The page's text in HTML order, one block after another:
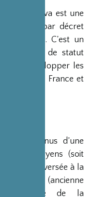
Sasakawa est une
publique par décret
1990. C’est un
lucratif et de statut
de « développer les
entre la France et
des revenus d’une
de yens (soit
l’époque) versée à la
Nippon (ancienne
Japonaise de la